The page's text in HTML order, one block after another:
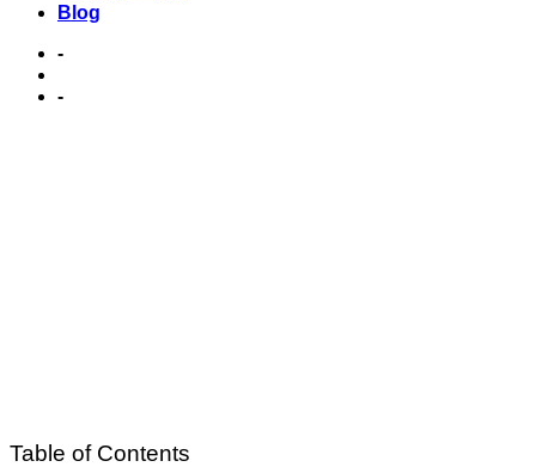
Blog
-
-
Table of Contents